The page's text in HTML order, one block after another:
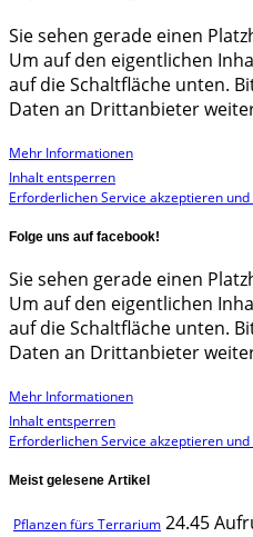
Sie sehen gerade einen
Um auf den eigentlichen
auf die Schaltfläche unten.
Daten an Drittanbieter
Mehr Informationen
Inhalt entsperren
Erforderlichen Service akzeptieren
Folge uns auf facebook!
Sie sehen gerade einen
Um auf den eigentlichen
auf die Schaltfläche unten.
Daten an Drittanbieter
Mehr Informationen
Inhalt entsperren
Erforderlichen Service akzeptieren
Meist gelesene Artikel
Pflanzen fürs Terrarium 24.45